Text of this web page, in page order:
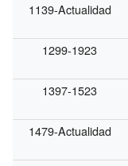
1139-Actualidad
1299-1923
1397-1523
1479-Actualidad